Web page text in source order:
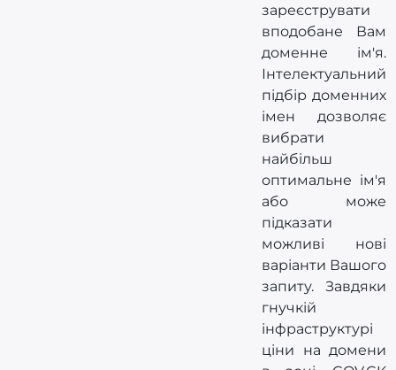
зареєструвати
вподобане Вам
доменне ім'я.
Інтелектуальний
підбір доменних
імен дозволяє
вибрати
найбільш
оптимальне ім'я
або може
підказати
можливі нові
варіанти Вашого
запиту. Завдяки
гнучкій
інфраструктурі
ціни на домени